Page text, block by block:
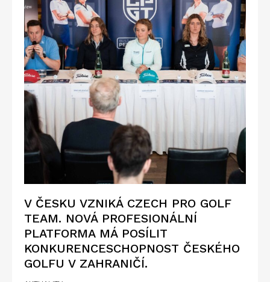
V ČESKU VZNIKÁ CZECH PRO GOLF
TEAM. NOVÁ PROFESIONÁLNÍ
PLATFORMA MÁ POSÍLIT
KONKURENCESCHOPNOST ČESKÉHO
GOLFU V ZAHRANIČÍ.